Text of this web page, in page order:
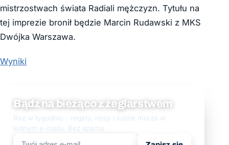
mistrzostwach świata Radiali mężczyzn. Tytułu na
tej imprezie bronił będzie Marcin Rudawski z MKS
Dwójka Warszawa.
Wyniki
Bądź na bieżąco z żeglarstwem
Raz w tygodniu - regaty, rejsy i ludzie morza w
jednym e-mailu. Bez spamu.